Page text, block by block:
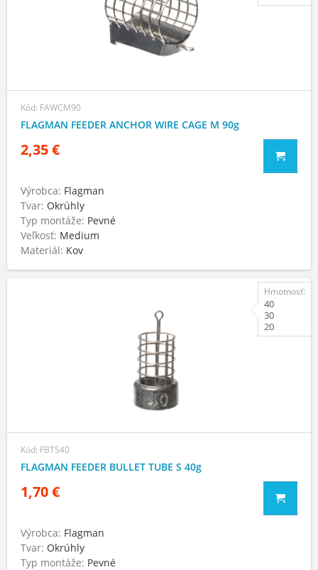
Kód: FAWCM90
FLAGMAN FEEDER ANCHOR WIRE CAGE M 90g
2,35 €
Výrobca: Flagman
Tvar: Okrúhly
Typ montáže: Pevné
Veľkosť: Medium
Materiál: Kov
Kód: FBTS40
FLAGMAN FEEDER BULLET TUBE S 40g
1,70 €
Výrobca: Flagman
Tvar: Okrúhly
Typ montáže: Pevné
Hmotnosť:
40
30
20